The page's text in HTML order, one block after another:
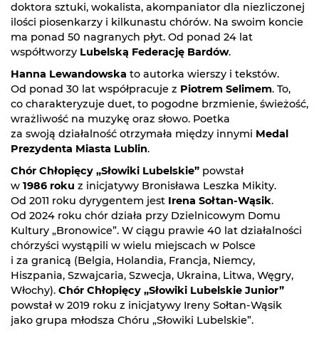
doktora sztuki, wokalista, akompaniator dla niezliczonej
ilości piosenkarzy i kilkunastu chórów. Na swoim koncie
ma ponad 50 nagranych płyt. Od ponad 24 lat
współtworzy Lubelską Federację Bardów.
Hanna Lewandowska to autorka wierszy i tekstów.
Od ponad 30 lat współpracuje z Piotrem Selimem. To,
co charakteryzuje duet, to pogodne brzmienie, świeżość,
wrażliwość na muzykę oraz słowo. Poetka
za swoją działalność otrzymała między innymi Medal
Prezydenta Miasta Lublin.
Chór Chłopięcy „Słowiki Lubelskie” powstał
w 1986 roku z inicjatywy Bronisława Leszka Mikity.
Od 2011 roku dyrygentem jest Irena Sołtan-Wąsik.
Od 2024 roku chór działa przy Dzielnicowym Domu
Kultury „Bronowice”. W ciągu prawie 40 lat działalności
chórzyści wystąpili w wielu miejscach w Polsce
i za granicą (Belgia, Holandia, Francja, Niemcy,
Hiszpania, Szwajcaria, Szwecja, Ukraina, Litwa, Węgry,
Włochy). Chór Chłopięcy „Słowiki Lubelskie Junior”
powstał w 2019 roku z inicjatywy Ireny Sołtan-Wąsik
jako grupa młodsza Chóru „Słowiki Lubelskie”.